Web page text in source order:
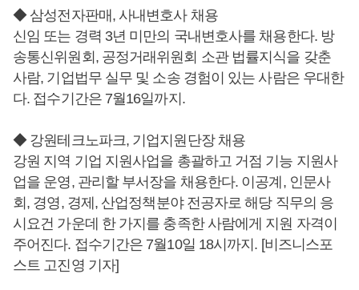
◆ 삼성전자판매, 사내변호사 채용
신임 또는 경력 3년 미만의 국내변호사를 채용한다. 방
송통신위원회, 공정거래위원회 소관 법률지식을 갖춘
사람, 기업법무 실무 및 소송 경험이 있는 사람은 우대한
다. 접수기간은 7월16일까지.
◆ 강원테크노파크, 기업지원단장 채용
강원 지역 기업 지원사업을 총괄하고 거점 기능 지원사
업을 운영, 관리할 부서장을 채용한다. 이공계, 인문사
회, 경영, 경제, 산업정책분야 전공자로 해당 직무의 응
시요건 가운데 한 가지를 충족한 사람에게 지원 자격이
주어진다. 접수기간은 7월10일 18시까지. [비즈니스포
스트 고진영 기자]